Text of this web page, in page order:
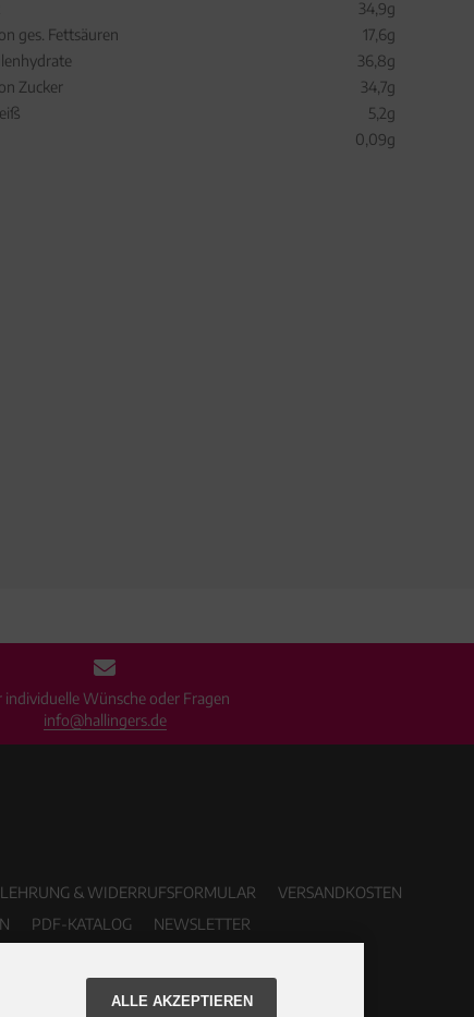
34,9g
ges. Fettsäuren
17,6g
36,8g
Zucker
34,7g
5,2g
0,09g
individuelle Wünsche oder Fragen
info@hallingers.de
& WIDERRUFSFORMULAR
VERSANDKOSTEN
PDF-KATALOG NEWSLETTER
ALLE AKZEPTIEREN